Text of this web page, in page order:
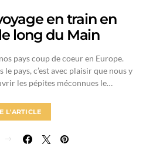
en train en
long du Main
pays coup de coeur en Europe.
pays, c’est avec plaisir que nous y
les pépites méconnues le…
L'ARTICLE